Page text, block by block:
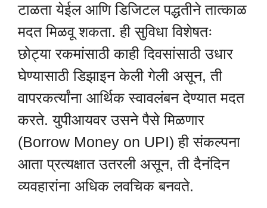
टाळता येईल आणि डिजिटल पद्धतीने तात्काळ
मदत मिळवू शकता. ही सुविधा विशेषतः
छोट्या रकमांसाठी काही दिवसांसाठी उधार
घेण्यासाठी डिझाइन केली गेली असून, ती
वापरकर्त्यांना आर्थिक स्वावलंबन देण्यात मदत
करते. युपीआयवर उसने पैसे मिळणार
(Borrow Money on UPI) ही संकल्पना
आता प्रत्यक्षात उतरली असून, ती दैनंदिन
व्यवहारांना अधिक लवचिक बनवते.